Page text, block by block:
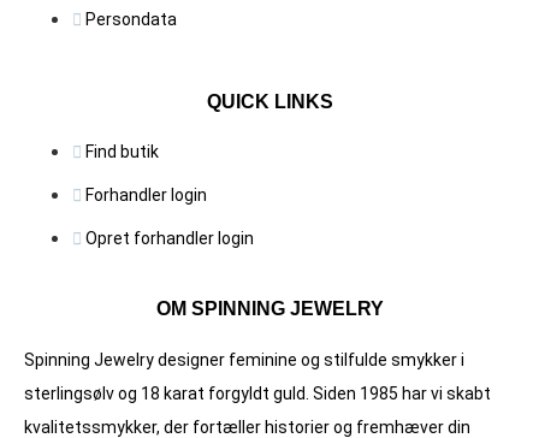
Persondata
QUICK LINKS
Find butik
Forhandler login
Opret forhandler login
OM SPINNING JEWELRY
Spinning Jewelry designer feminine og stilfulde smykker i
sterlingsølv og 18 karat forgyldt guld. Siden 1985 har vi skabt
kvalitets­smykker, der fortæller historier og fremhæver din